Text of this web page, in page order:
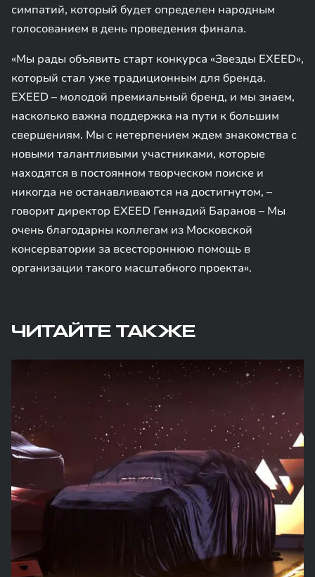
симпатий, который будет определен народным
голосованием в день проведения финала.
«Мы рады объявить старт конкурса «Звезды EXEED»,
который стал уже традиционным для бренда.
EXEED – молодой премиальный бренд, и мы знаем,
насколько важна поддержка на пути к большим
свершениям. Мы с нетерпением ждем знакомства с
новыми талантливыми участниками, которые
находятся в постоянном творческом поиске и
никогда не останавливаются на достигнутом, –
говорит директор EXEED Геннадий Баранов – Мы
очень благодарны коллегам из Московской
консерватории за всестороннюю помощь в
организации такого масштабного проекта».
ЧИТАЙТЕ ТАКЖЕ